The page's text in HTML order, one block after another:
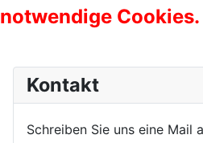
notwendige Cookies.
Kontakt
Schreiben Sie uns eine Mail